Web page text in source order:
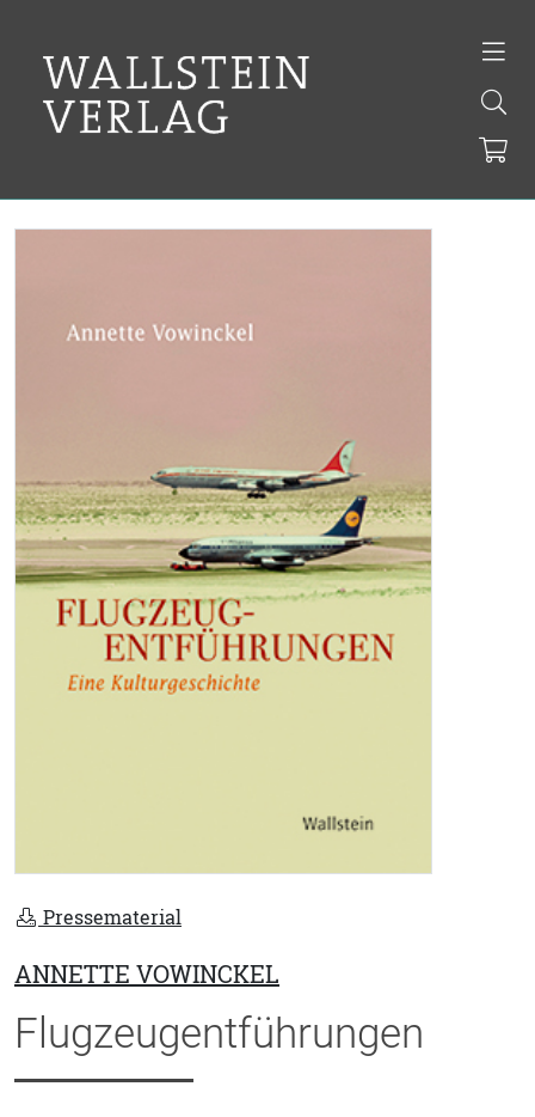
Pressematerial
ANNETTE VOWINCKEL
Flugzeugentführungen